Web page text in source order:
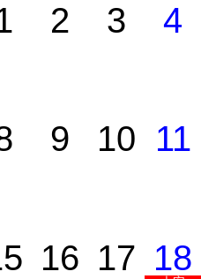
2 3 4
9 10 11
16 17 18